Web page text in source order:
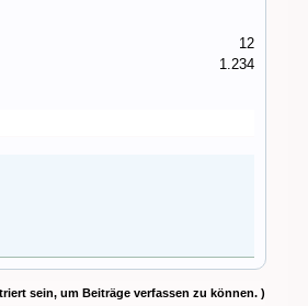
12
1.234
sein, um Beiträge verfassen zu können. )